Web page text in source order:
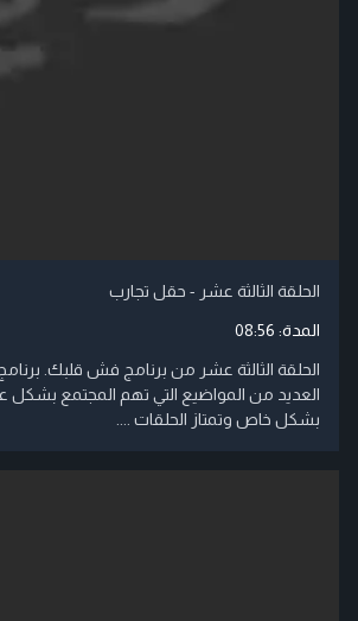
الحلقة الثالثة عشر - حقل تجارب
المدة: 08:56
الحلقة الثالثة عشر من برنامج فش قلبك.
العديد من المواضيع التي تهم المجتمع بشكل
بشكل خاص وتمتاز الحلقات ....